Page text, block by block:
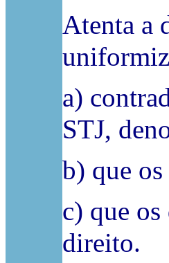
Atenta a
a)
STJ,
b) que
c) que
direito.